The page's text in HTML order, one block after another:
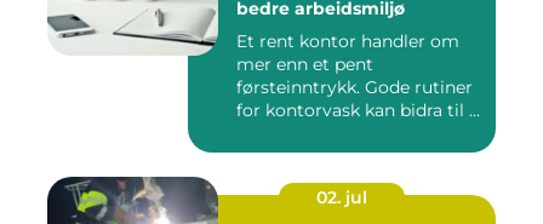
bedre arbeidsmiljø
Et rent kontor handler om
mer enn et pent
førsteinntrykk. Gode rutiner
for kontorvask kan bidra til ...
02. jul